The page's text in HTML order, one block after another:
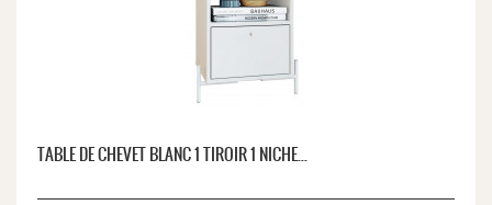
TABLE DE CHEVET BLANC 1 TIROIR 1 NICHE...